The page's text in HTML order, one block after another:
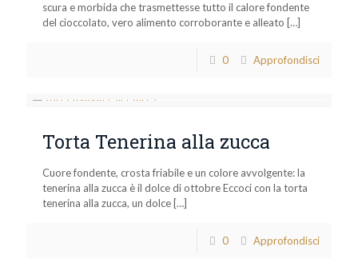
scura e morbida che trasmettesse tutto il calore fondente
del cioccolato, vero alimento corroborante e alleato […]
0 Approfondisci
Torta Tenerina alla zucca
Cuore fondente, crosta friabile e un colore avvolgente: la
tenerina alla zucca è il dolce di ottobre Eccoci con la torta
tenerina alla zucca, un dolce […]
0 Approfondisci